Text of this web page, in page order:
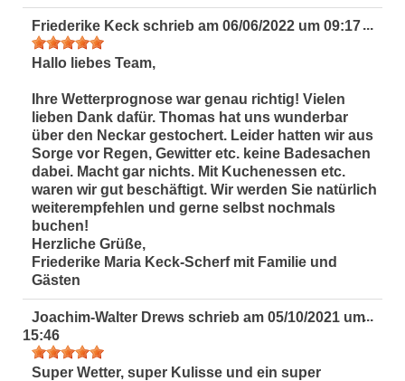
Friederike Keck schrieb am 06/06/2022 um 09:17
Hallo liebes Team,
Ihre Wetterprognose war genau richtig! Vielen
lieben Dank dafür. Thomas hat uns wunderbar
über den Neckar gestochert. Leider hatten wir aus
Sorge vor Regen, Gewitter etc. keine Badesachen
dabei. Macht gar nichts. Mit Kuchenessen etc.
waren wir gut beschäftigt. Wir werden Sie natürlich
weiterempfehlen und gerne selbst nochmals
buchen!
Herzliche Grüße,
Friederike Maria Keck-Scherf mit Familie und
Gästen
...
Joachim-Walter Drews schrieb am 05/10/2021 um
15:46
Super Wetter, super Kulisse und ein super
...